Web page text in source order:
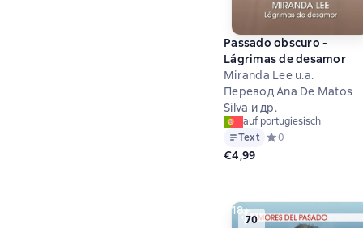
Passado obscuro -
Lágrimas de desamor
Miranda Lee u.a.
Перевод Ana De Matos
Silva и др.
auf portugiesisch
Text Средний рейтинг 0
0
€4,99
18+
70